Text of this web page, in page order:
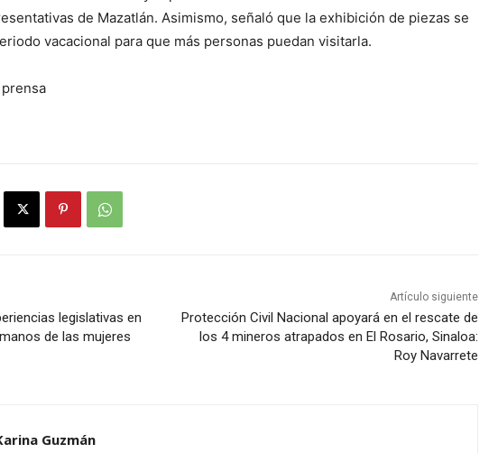
de Mazatlán. Asimismo, señaló que la exhibición de piezas se
vacacional para que más personas puedan visitarla.
legislativas en
de las mujeres
Artículo siguiente
Protección Civil Nacional apoyará en el rescate de
los 4 mineros atrapados en El Rosario, Sinaloa:
Roy Navarrete
Guzmán